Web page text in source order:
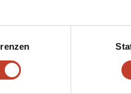
eine Auswahl an
ab 12 Uhr. Die
sind eine Veranstaltung